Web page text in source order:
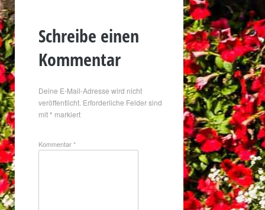
Schreibe einen
Kommentar
Deine E-Mail-Adresse wird nicht
veröffentlicht. Erforderliche Felder sind
mit* markiert
Kommentar*